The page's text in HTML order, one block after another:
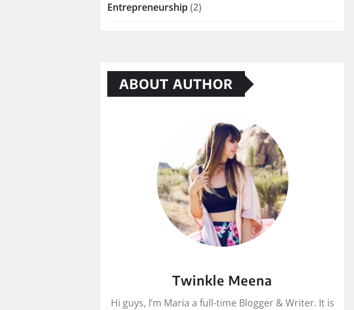
Entrepreneurship(2)
ABOUT AUTHOR
Twinkle Meena
Hi guys, I’m Maria a full-time Blogger & Writer. It is